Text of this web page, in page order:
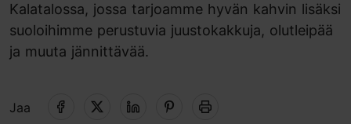
Kalatalossa, jossa tarjoamme hyvän kahvin lisäksi
suoloihimme perustuvia juustokakkuja, olutleipää
ja muuta jännittävää.
Jaa